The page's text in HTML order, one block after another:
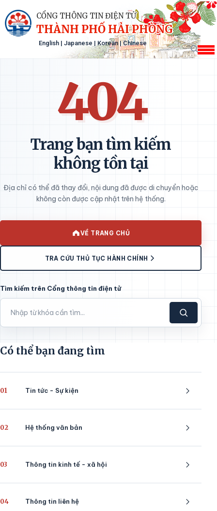
CỔNG THÔNG TIN ĐIỆN TỬ
THÀNH PHỐ HẢI PHÒNG
English | Japanese | Korean|Chinese
404
Trang bạn tìm kiếm
không tồn tại
Địa chỉ có thể đã thay đổi, nội dung đã được di chuyển hoặc
không còn được cập nhật trên hệ thống.
VỀ TRANG CHỦ
TRA CỨU THỦ TỤC HÀNH CHÍNH
Tìm kiếm trên Cổng thông tin điện tử
Có thể bạn đang tìm
01 Tin tức - Sự kiện
02 Hệ thống văn bản
03 Thông tin kinh tế - xã hội
04 Thông tin liên hệ